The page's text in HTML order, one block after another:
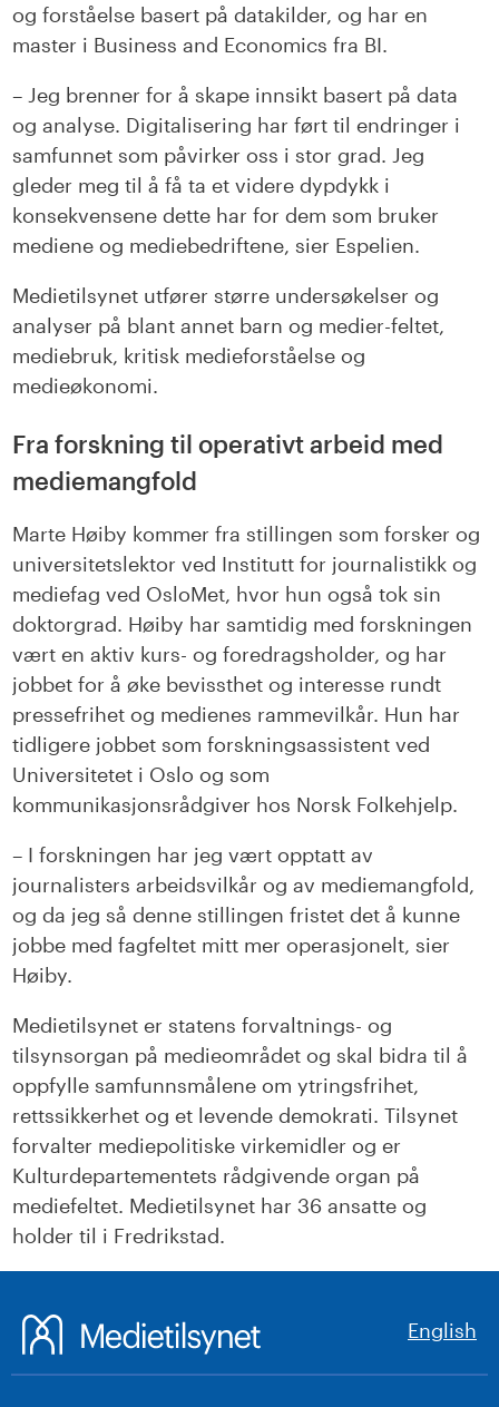
og forståelse basert på datakilder, og har en
master i Business and Economics fra BI.
– Jeg brenner for å skape innsikt basert på data
og analyse. Digitalisering har ført til endringer i
samfunnet som påvirker oss i stor grad. Jeg
gleder meg til å få ta et videre dypdykk i
konsekvensene dette har for dem som bruker
mediene og mediebedriftene, sier Espelien.
Medietilsynet utfører større undersøkelser og
analyser på blant annet barn og medier-feltet,
mediebruk, kritisk medieforståelse og
medieøkonomi.
Fra forskning til operativt arbeid med
mediemangfold
Marte Høiby kommer fra stillingen som forsker og
universitetslektor ved Institutt for journalistikk og
mediefag ved OsloMet, hvor hun også tok sin
doktorgrad. Høiby har samtidig med forskningen
vært en aktiv kurs- og foredragsholder, og har
jobbet for å øke bevissthet og interesse rundt
pressefrihet og medienes rammevilkår. Hun har
tidligere jobbet som forskningsassistent ved
Universitetet i Oslo og som
kommunikasjonsrådgiver hos Norsk Folkehjelp.
– I forskningen har jeg vært opptatt av
journalisters arbeidsvilkår og av mediemangfold,
og da jeg så denne stillingen fristet det å kunne
jobbe med fagfeltet mitt mer operasjonelt, sier
Høiby.
Medietilsynet er statens forvaltnings- og
tilsynsorgan på medieområdet og skal bidra til å
oppfylle samfunnsmålene om ytringsfrihet,
rettssikkerhet og et levende demokrati. Tilsynet
forvalter mediepolitiske virkemidler og er
Kulturdepartementets rådgivende organ på
mediefeltet. Medietilsynet har 36 ansatte og
holder til i Fredrikstad.
English